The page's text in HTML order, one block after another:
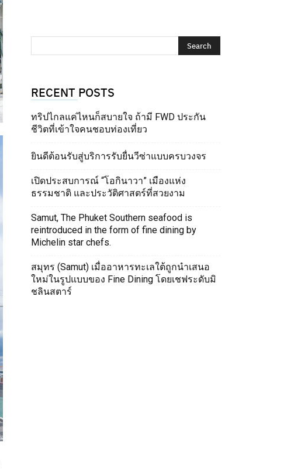
RECENT POSTS
ทริปไกลแค่ไหนก็สบายใจ ถ้ามี FWD ประกัน
ชีวิตที่เข้าใจคนชอบท่องเที่ยว
ยินดีต้อนรับสู่บริการรับยื่นวีซ่าแบบครบวงจร
เปิดประสบการณ์ “โอกินาวา” เมืองแห่ง
ธรรมชาติ และประวัติศาสตร์ที่สวยงาม
Samut, The Phuket Southern seafood is
reintroduced in the form of fine dining by
Michelin star chefs.
สมุทร (Samut) เมื่ออาหารทะเลใต้ถูกนำเสนอ
ใหม่ในรูปแบบของ Fine Dining โดยเชฟระดับมิ
ชลินสตาร์